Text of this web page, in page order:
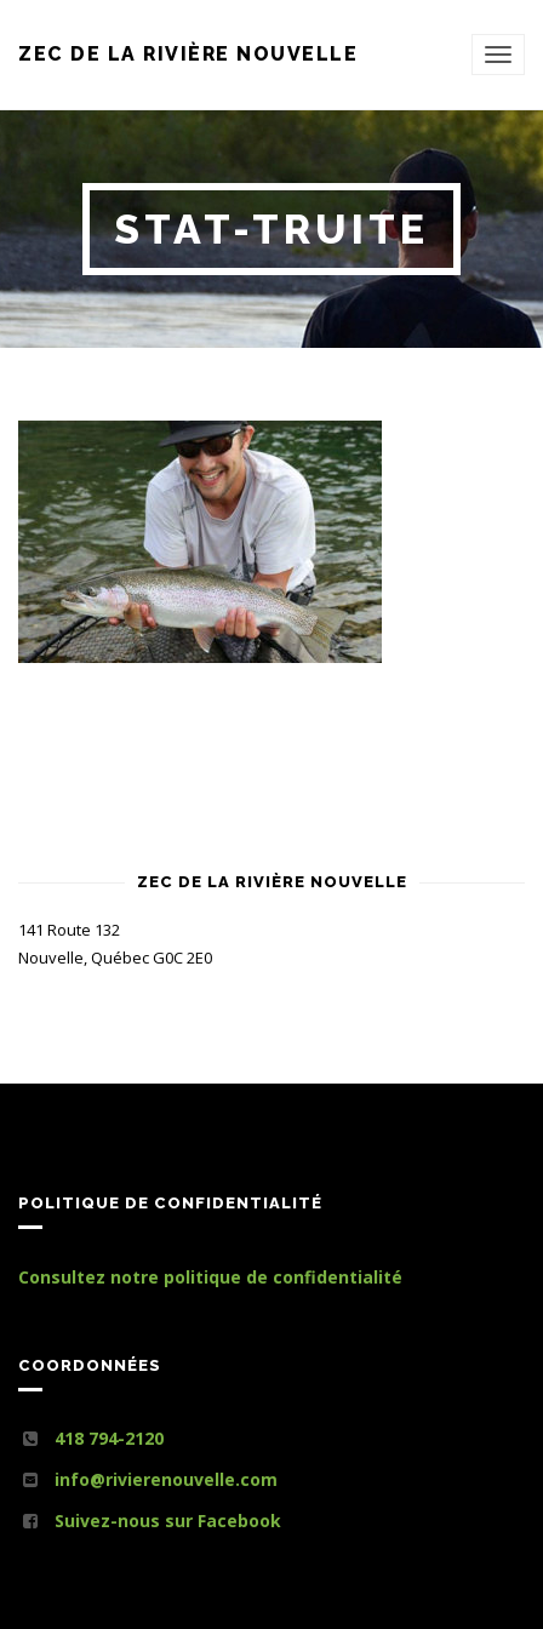
ZEC DE LA RIVIÈRE NOUVELLE
STAT-TRUITE
ZEC DE LA RIVIÈRE NOUVELLE
141 Route 132
Nouvelle, Québec G0C 2E0
POLITIQUE DE CONFIDENTIALITÉ
Consultez notre politique de confidentialité
COORDONNÉES
418 794-2120
info@rivierenouvelle.com
Suivez-nous sur Facebook